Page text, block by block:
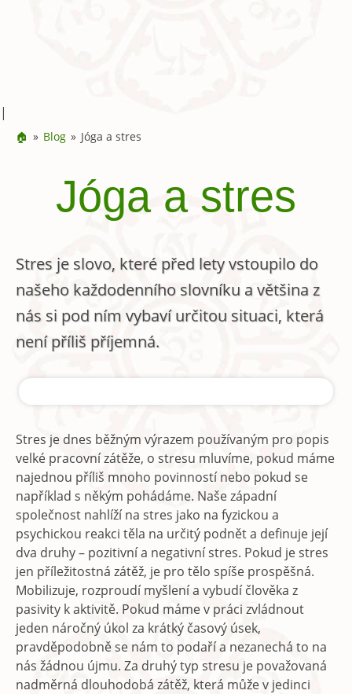
|
🏠 Blog Jóga a stres
Jóga a stres
Stres je slovo, které před lety vstoupilo do
našeho každodenního slovníku a většina z
nás si pod ním vybaví určitou situaci, která
není příliš příjemná.
Stres je dnes běžným výrazem používaným pro popis
velké pracovní zátěže, o stresu mluvíme, pokud máme
najednou příliš mnoho povinností nebo pokud se
například s někým pohádáme. Naše západní
společnost nahlíží na stres jako na fyzickou a
psychickou reakci těla na určitý podnět a definuje její
dva druhy – pozitivní a negativní stres. Pokud je stres
jen příležitostná zátěž, je pro tělo spíše prospěšná.
Mobilizuje, rozproudí myšlení a vybudí člověka z
pasivity k aktivitě. Pokud máme v práci zvládnout
jeden náročný úkol za krátký časový úsek,
pravděpodobně se nám to podaří a nezanechá to na
nás žádnou újmu. Za druhý typ stresu je považovaná
nadměrná dlouhodobá zátěž, která může v jedinci